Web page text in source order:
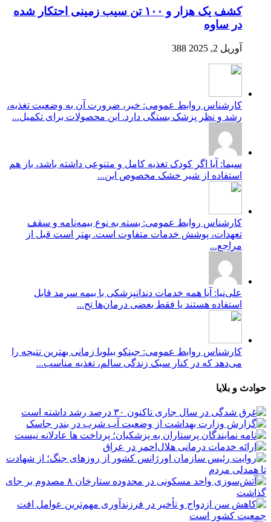
کشف یک هزار و ۱۰۰ تن سیب زمینی احتکار شده
در ساوه
آوریل 2, 2025 388
کارشناس روابط عمومی: خیر، ضرورت آن به وضعیت تغذیه،
رشد و نظر پزشک بستگی دارد. این محصولات برای تکمیل...
سیما: آیا اگر کودک تغذیه کامل و متنوعی داشته باشد، باز هم
استفاده از شیر خشک مخصوص این...
کارشناس روابط عمومی: بسته به نوع بیمه‌نامه و سقف
تعهدات، پوشش خدمات متفاوت است. بهتر است قبل از
مراجع...
علی‌نیا: آیا همه خدمات دندانپزشکی با بیمه سرمد قابل
استفاده هستند یا فقط بعضی درمان‌ها تح...
کارشناس روابط عمومی: جینکو بیلوبا زمانی بهترین نتیجه را
می‌دهد که در کنار سبک زندگی سالم، تغذیه مناسب...
حوادث و بلایا